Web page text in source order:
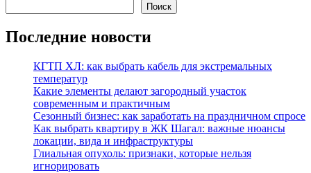
Поиск
Последние новости
КГТП ХЛ: как выбрать кабель для экстремальных
температур
Какие элементы делают загородный участок
современным и практичным
Сезонный бизнес: как заработать на праздничном спросе
Как выбрать квартиру в ЖК Шагал: важные нюансы
локации, вида и инфраструктуры
Глиальная опухоль: признаки, которые нельзя
игнорировать